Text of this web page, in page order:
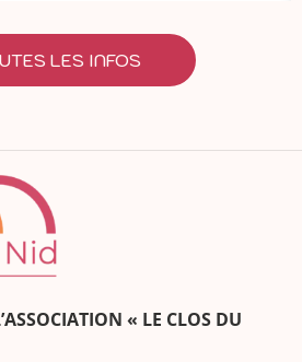
LES INFOS
« LE CLOS DU